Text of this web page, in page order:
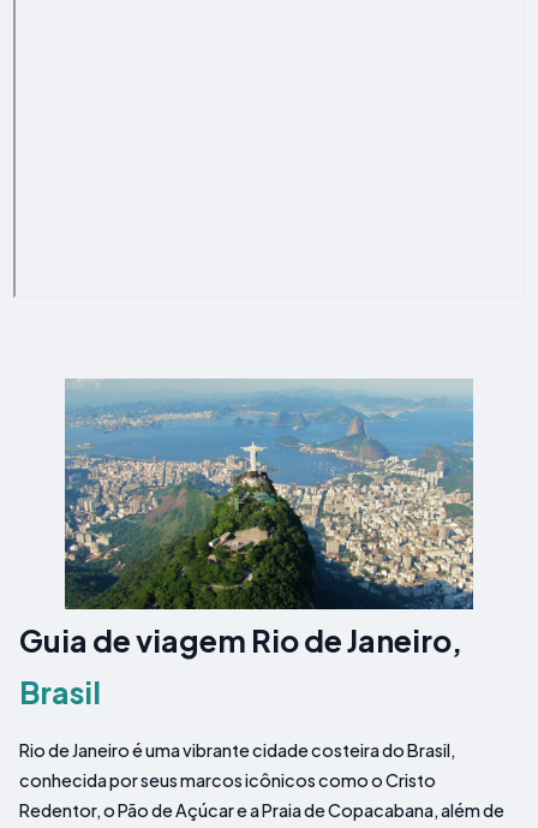
Guia de viagem Rio de Janeiro,
Brasil
Rio de Janeiro é uma vibrante cidade costeira do Brasil,
conhecida por seus marcos icônicos como o Cristo
Redentor, o Pão de Açúcar e a Praia de Copacabana, além de